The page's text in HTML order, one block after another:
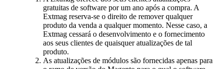
gratuitas de software por um ano após a compra. A
Extmag reserva-se o direito de remover qualquer
produto da venda a qualquer momento. Nesse caso, a
Extmag cessará o desenvolvimento e o fornecimento
aos seus clientes de quaisquer atualizações de tal
produto.
As atualizações de módulos são fornecidas apenas para